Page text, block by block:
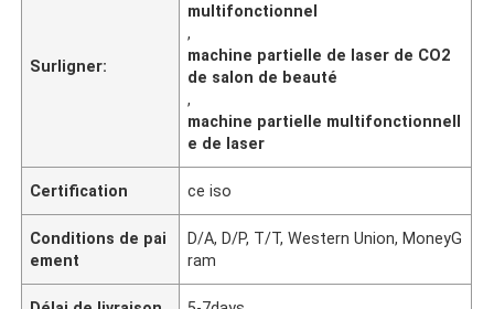
Surligner:
multifonctionnel
,
machine partielle de laser de CO2
de salon de beauté
,
machine partielle multifonctionnell
e de laser
Certification ce iso
Conditions de pai
ement
D/A, D/P, T/T, Western Union, MoneyG
ram